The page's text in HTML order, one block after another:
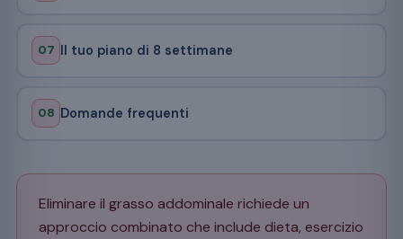
07 Il tuo piano di 8 settimane
08 Domande frequenti
Eliminare il grasso addominale richiede un
approccio combinato che include dieta, esercizio